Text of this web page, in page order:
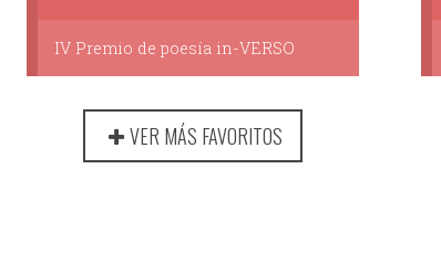
IV Premio de poesía in-VERSO
VER MÁS FAVORITOS